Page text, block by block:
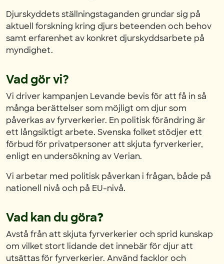
Djurskyddets ställningstaganden grundar sig på
aktuell forskning kring djurs beteenden och behov
samt erfarenhet av konkret djurskyddsarbete på
myndighet.
Vad gör vi?
Vi driver kampanjen Levande bevis för att få in så
många berättelser som möjligt om djur som
påverkas av fyrverkerier. En politisk förändring är
ett långsiktigt arbete. Svenska folket stödjer ett
förbud för privatpersoner att skjuta fyrverkerier,
enligt en undersökning av Verian.
Vi arbetar med politisk påverkan i frågan, både på
nationell nivå och på EU-nivå.
Vad kan du göra?
Avstå från att skjuta fyrverkerier och sprid kunskap
om vilket stort lidande det innebär för djur att
utsättas för fyrverkerier. Använd facklor och